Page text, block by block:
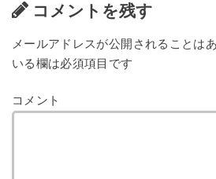
コメントを残す
メールアドレスが公開されることは
いる欄は必須項目です
コメント